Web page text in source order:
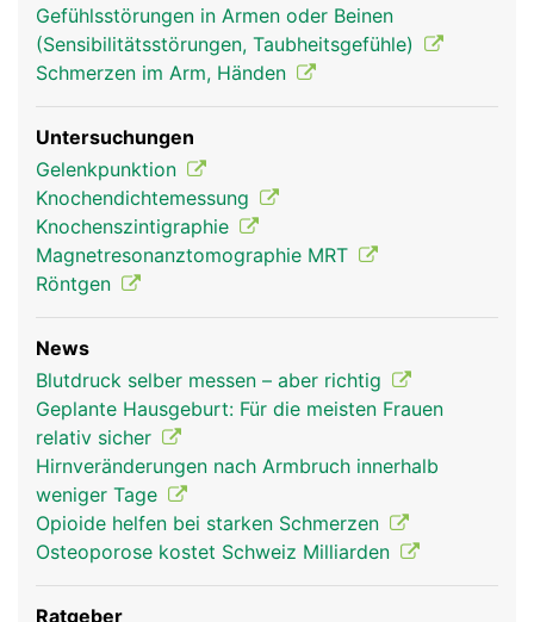
Gefühlsstörungen in Armen oder Beinen
(Sensibilitätsstörungen, Taubheitsgefühle)
Schmerzen im Arm, Händen
Untersuchungen
Gelenkpunktion
Knochendichtemessung
Knochenszintigraphie
Magnetresonanztomographie MRT
Röntgen
News
Blutdruck selber messen – aber richtig
Geplante Hausgeburt: Für die meisten Frauen
relativ sicher
Hirnveränderungen nach Armbruch innerhalb
weniger Tage
Opioide helfen bei starken Schmerzen
Osteoporose kostet Schweiz Milliarden
Ratgeber